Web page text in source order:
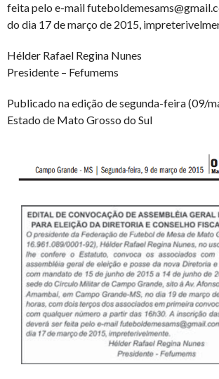
feita pelo e-mail
do dia 17 de março de 2015,
Hélder Rafael Regina Nunes
Presidente – Fefumems
Publicado na edição de segunda-feira (09/
Estado de Mato Grosso do Sul